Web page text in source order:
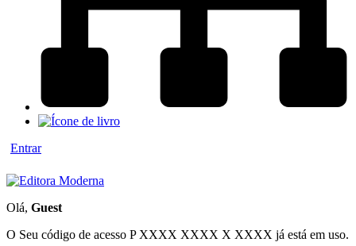
Entrar
Olá, Guest
O Seu código de acesso P XXXX XXXX X XXXX já está em uso.